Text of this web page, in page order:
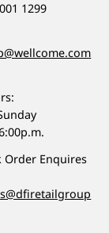
1299
Order Enquires